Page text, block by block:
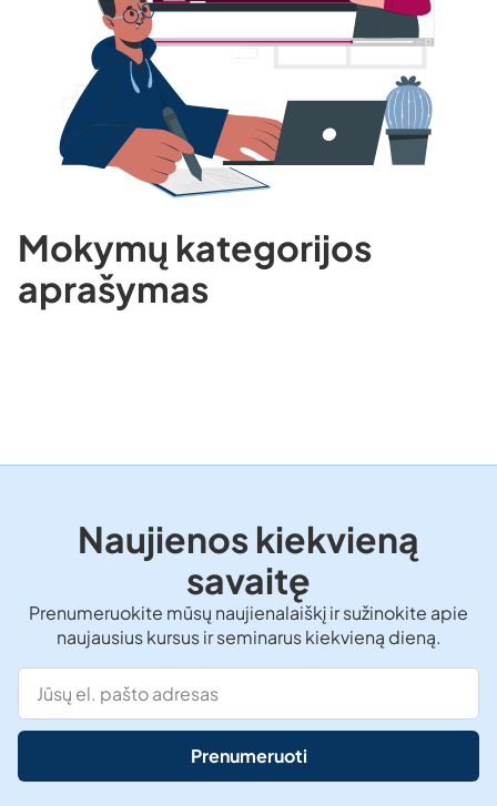
Mokymų kategorijos
aprašymas
Naujienos kiekvieną
savaitę
Prenumeruokite mūsų naujienalaiškį ir sužinokite apie
naujausius kursus ir seminarus kiekvieną dieną.
Prenumeruoti